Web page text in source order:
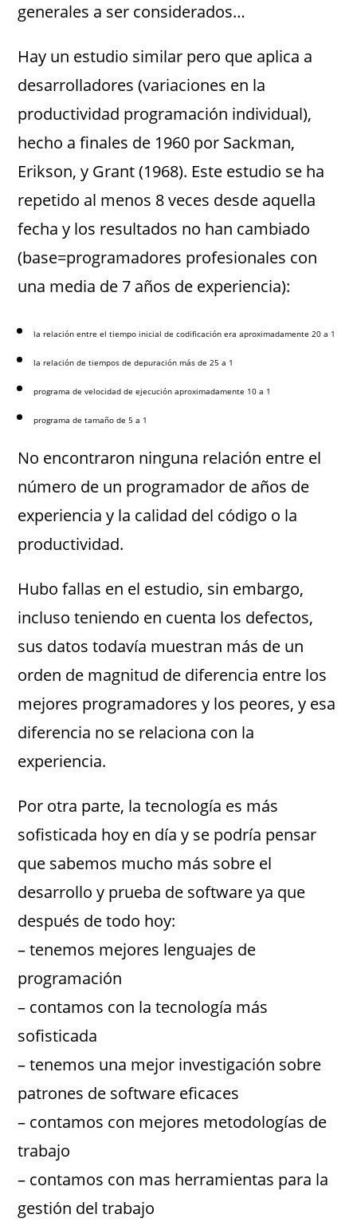
generales a ser considerados…
Hay un estudio similar pero que aplica a
desarrolladores (variaciones en la
productividad programación individual),
hecho a finales de 1960 por Sackman,
Erikson, y Grant (1968). Este estudio se ha
repetido al menos 8 veces desde aquella
fecha y los resultados no han cambiado
(base=programadores profesionales con
una media de 7 años de experiencia):
la relación entre el tiempo inicial de codificación era aproximadamente 20 a 1
la relación de tiempos de depuración más de 25 a 1
programa de velocidad de ejecución aproximadamente 10 a 1
programa de tamaño de 5 a 1
No encontraron ninguna relación entre el
número de un programador de años de
experiencia y la calidad del código o la
productividad.
Hubo fallas en el estudio, sin embargo,
incluso teniendo en cuenta los defectos,
sus datos todavía muestran más de un
orden de magnitud de diferencia entre los
mejores programadores y los peores, y esa
diferencia no se relaciona con la
experiencia.
Por otra parte, la tecnología es más
sofisticada hoy en día y se podría pensar
que sabemos mucho más sobre el
desarrollo y prueba de software ya que
después de todo hoy:
– tenemos mejores lenguajes de
programación
– contamos con la tecnología más
sofisticada
– tenemos una mejor investigación sobre
patrones de software eficaces
– contamos con mejores metodologías de
trabajo
– contamos con mas herramientas para la
gestión del trabajo